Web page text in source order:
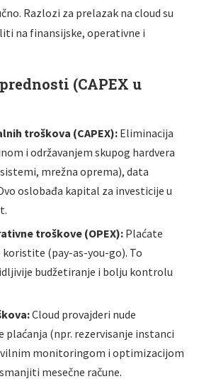
Razlozi za prelazak na cloud su
na finansijske, operativne i
(CAPEX u
troškova (CAPEX): Eliminacija
i održavanjem skupog hardvera
mrežna oprema), data
oslobađa kapital za investicije u
troškove (OPEX): Plaćate
koristite (pay-as-you-go). To
budžetiranje i bolju kontrolu
Cloud provajderi nude
plaćanja (npr. rezervisanje instanci
monitoringom i optimizacijom
mesečne račune.